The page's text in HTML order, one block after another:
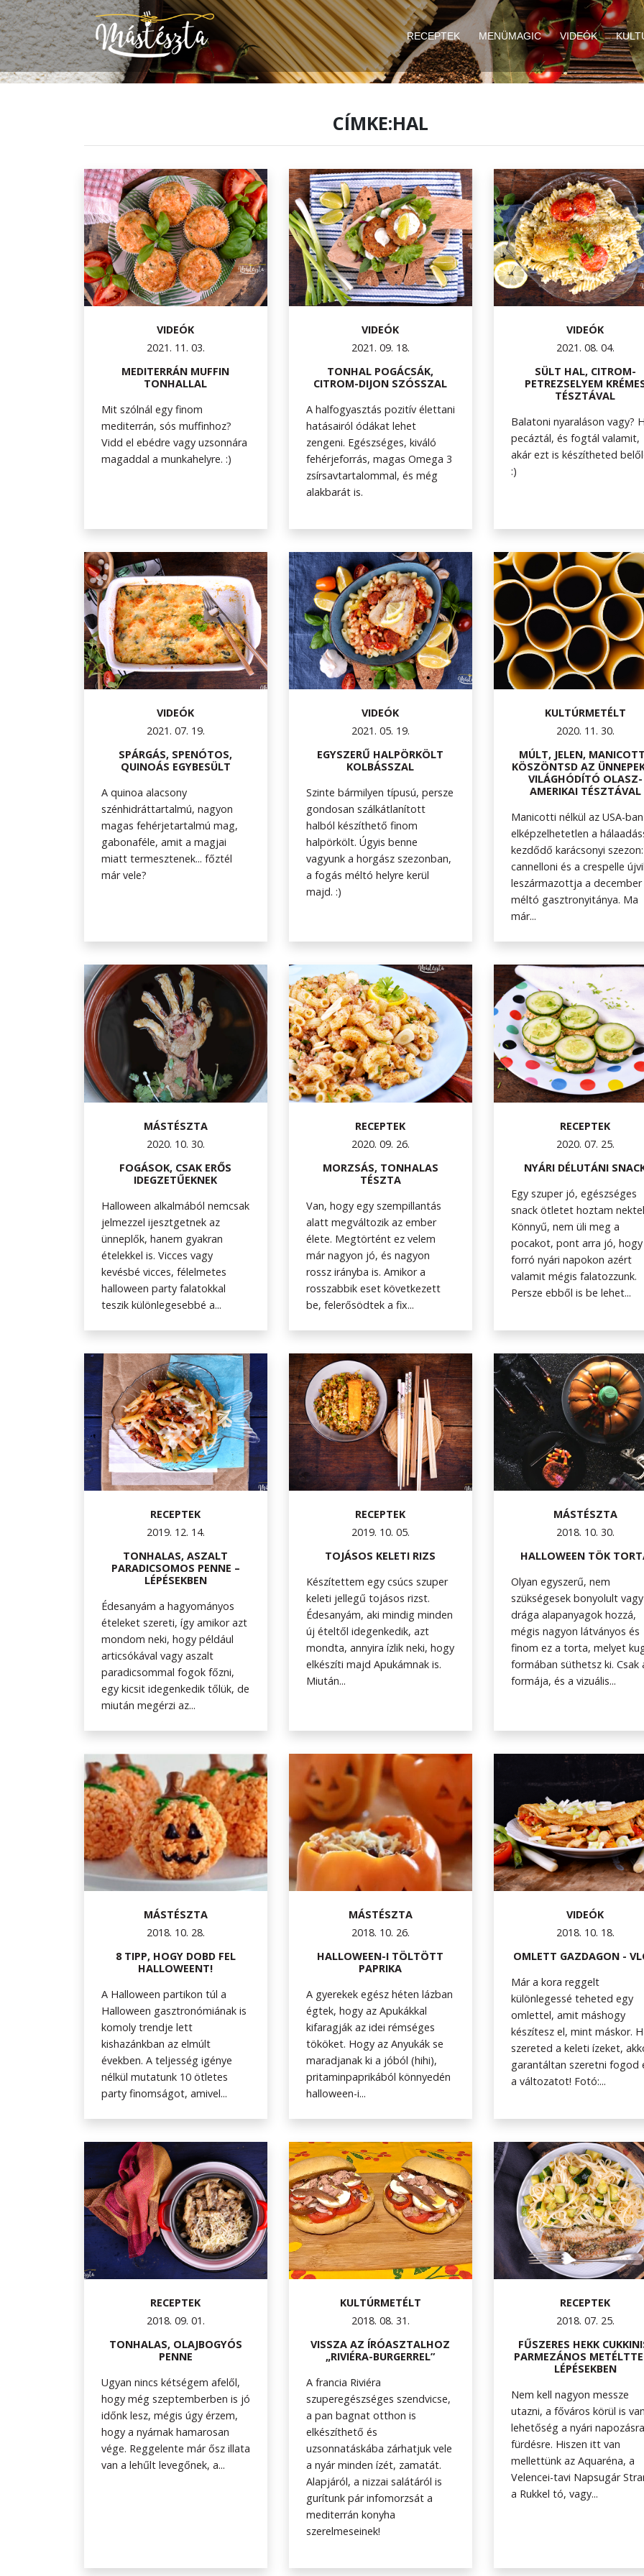
RECEPTEK MENÜMAGIC VIDEÓK
CÍMKE:HAL
VIDEÓK
2021. 11. 03.
MEDITERRÁN MUFFIN
TONHALLAL
Mit szólnál egy finom
mediterrán, sós muffinhoz?
Vidd el ebédre vagy uzsonnára
magaddal a munkahelyre. :)
VIDEÓK
2021. 09. 18.
TONHAL POGÁCSÁK,
CITROM-DIJON SZÓSSZAL
A halfogyasztás pozitív élettani
hatásairól ódákat lehet
zengeni. Egészséges, kiváló
fehérjeforrás, magas Omega 3
zsírsavtartalommal, és még
alakbarát is.
VIDEÓK
2021. 08. 04.
SÜLT HAL, CITROM-
PETREZSELYEM
TÉSZTÁVAL
Balatoni nyaraláson vagy?
pecáztál, és fogtál valamit,
akár ezt is készítheted
:)
VIDEÓK
2021. 07. 19.
SPÁRGÁS, SPENÓTOS,
QUINOÁS EGYBESÜLT
A quinoa alacsony
szénhidráttartalmú, nagyon
magas fehérjetartalmú mag,
gabonaféle, amit a magjai
miatt termesztenek... főztél
már vele?
VIDEÓK
2021. 05. 19.
EGYSZERŰ HALPÖRKÖLT
KOLBÁSSZAL
Szinte bármilyen típusú, persze
gondosan szálkátlanított
halból készíthető finom
halpörkölt. Úgyis benne
vagyunk a horgász szezonban,
a fogás méltó helyre kerül
majd. :)
KULTÚRMETÉLT
2020. 11. 30.
MÚLT, JELEN,
KÖSZÖNTSD AZ
VILÁGHÓDÍTÓ OLASZ-
AMERIKAI TÉSZTÁVAL
Manicotti nélkül az USA-ban
elképzelhetetlen a
kezdődő karácsonyi
cannelloni és a crespelle
leszármazottja a december
méltó gasztronyitánya. Ma
már...
MÁSTÉSZTA
2020. 10. 30.
FOGÁSOK, CSAK ERŐS
IDEGZETŰEKNEK
Halloween alkalmából nemcsak
jelmezzel ijesztgetnek az
ünneplők, hanem gyakran
ételekkel is. Vicces vagy
kevésbé vicces, félelmetes
halloween party falatokkal
teszik különlegesebbé a...
RECEPTEK
2020. 09. 26.
MORZSÁS, TONHALAS
TÉSZTA
Van, hogy egy szempillantás
alatt megváltozik az ember
élete. Megtörtént ez velem
már nagyon jó, és nagyon
rossz irányba is. Amikor a
rosszabbik eset következett
be, felerősödtek a fix...
RECEPTEK
2020. 07. 25.
NYÁRI DÉLUTÁNI
Egy szuper jó, egészséges
snack ötletet hoztam
Könnyű, nem üli meg a
pocakot, pont arra jó,
forró nyári napokon azért
valamit mégis falatozzunk.
Persze ebből is be lehet...
RECEPTEK
2019. 12. 14.
TONHALAS, ASZALT
PARADICSOMOS PENNE –
LÉPÉSEKBEN
Édesanyám a hagyományos
ételeket szereti, így amikor azt
mondom neki, hogy például
articsókával vagy aszalt
paradicsommal fogok főzni,
egy kicsit idegenkedik tőlük, de
miután megérzi az...
RECEPTEK
2019. 10. 05.
TOJÁSOS KELETI RIZS
Készítettem egy csúcs szuper
keleti jellegű tojásos rizst.
Édesanyám, aki mindig minden
új ételtől idegenkedik, azt
mondta, annyira ízlik neki, hogy
elkészíti majd Apukámnak is.
Miután...
MÁSTÉSZTA
2018. 10. 30.
HALLOWEEN TÖK
Olyan egyszerű, nem
szükségesek bonyolult vagy
drága alapanyagok hozzá,
mégis nagyon látványos és
finom ez a torta, melyet
formában süthetsz ki. Csak
formája, és a vizuális...
MÁSTÉSZTA
2018. 10. 28.
8 TIPP, HOGY DOBD FEL
HALLOWEENT!
A Halloween partikon túl a
Halloween gasztronómiának is
komoly trendje lett
kishazánkban az elmúlt
években. A teljesség igénye
nélkül mutatunk 10 ötletes
party finomságot, amivel...
MÁSTÉSZTA
2018. 10. 26.
HALLOWEEN-I TÖLTÖTT
PAPRIKA
A gyerekek egész héten lázban
égtek, hogy az Apukákkal
kifaragják az idei rémséges
tököket. Hogy az Anyukák se
maradjanak ki a jóból (hihi),
pritaminpaprikából könnyedén
halloween-i...
VIDEÓK
2018. 10. 18.
OMLETT GAZDAGON -
Már a kora reggelt
különlegessé teheted egy
omlettel, amit máshogy
készítesz el, mint máskor.
szereted a keleti ízeket,
garantáltan szeretni fogod
a változatot! Fotó:...
RECEPTEK
2018. 09. 01.
TONHALAS, OLAJBOGYÓS
PENNE
Ugyan nincs kétségem afelől,
hogy még szeptemberben is jó
időnk lesz, mégis úgy érzem,
hogy a nyárnak hamarosan
vége. Reggelente már ősz illata
van a lehűlt levegőnek, a...
KULTÚRMETÉLT
2018. 08. 31.
VISSZA AZ ÍRÓASZTALHOZ
„RIVIÉRA-BURGERREL”
A francia Riviéra
szuperegészséges szendvicse,
a pan bagnat otthon is
elkészíthető és
uzsonnatáskába zárhatjuk vele
a nyár minden ízét, zamatát.
Alapjáról, a nizzai salátáról is
gurítunk pár infomorzsát a
mediterrán konyha
szerelmeseinek!
RECEPTEK
2018. 07. 25.
FŰSZERES HEKK
PARMEZÁNOS
LÉPÉSEKBEN
Nem kell nagyon messze
utazni, a főváros körül is
lehetőség a nyári
fürdésre. Hiszen itt van
mellettünk az Aquaréna, a
Velencei-tavi Napsugár
a Rukkel tó, vagy...